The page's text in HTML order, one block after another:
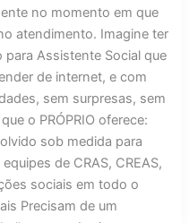
no momento em que
atendimento. Imagine ter
Assistente Social que
de internet, e com
sem surpresas, sem
o PRÓPRIO oferece:
sob medida para
de CRAS, CREAS,
sociais em todo o
Precisam de um